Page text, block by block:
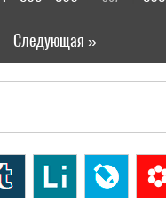
Следующая »